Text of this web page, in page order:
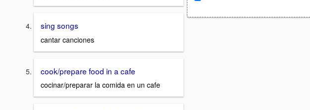
sing songs
cantar canciones
cook/prepare food in a cafe
cocinar/preparar la comida en un cafe